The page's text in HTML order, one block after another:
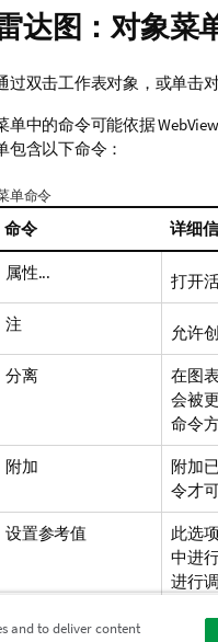
达图：对象菜
过双击工作表对象，或单击
单中的命令可能依据
包含以下命令：
单命令
命令 详细
属性... 打开
注 允许
分离
在图
会被
命令
附加
附加
令才可
设置参考值
此选
中进
进行
制在
形图
and to deliver content